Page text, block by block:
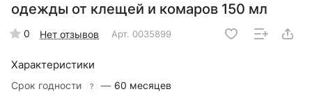
одежды от клещей и комаров 150 мл
0 Нет отзывов Арт. 0035899
Характеристики
Срок годности ? — 60 месяцев